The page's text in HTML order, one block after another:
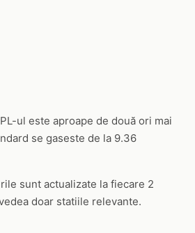
ul este aproape de două ori mai
se gaseste de la 9.36
sunt actualizate la fiecare 2
doar statiile relevante.